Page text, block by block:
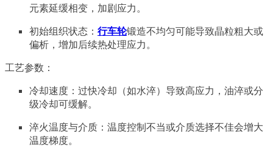
元素延缓相变，加剧应力。
初始组织状态： 行车轮锻造不均匀可能导致晶粒粗大或
偏析，增加后续热处理应力。
工艺参数：
冷却速度：过快冷却（如水淬）导致高应力，油淬或分
级冷却可缓解。
淬火温度与介质：温度控制不当或介质选择不佳会增大
温度梯度。